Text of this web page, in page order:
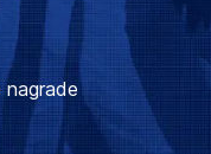
nagrade